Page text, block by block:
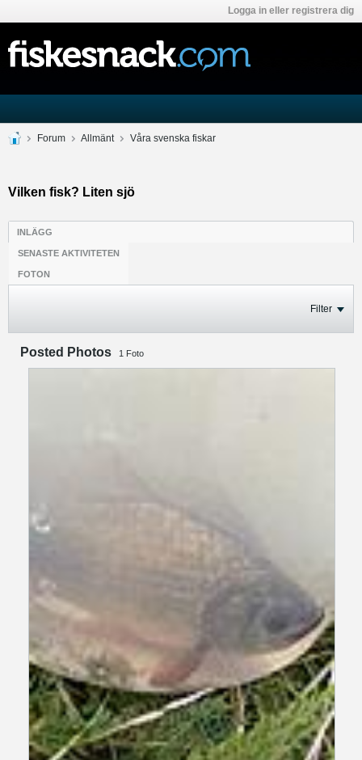
Logga in eller registrera dig
Forum Allmänt Våra svenska fiskar
Vilken fisk? Liten sjö
INLÄGG
SENASTE AKTIVITETEN
FOTON
Filter
Posted Photos 1 Foto